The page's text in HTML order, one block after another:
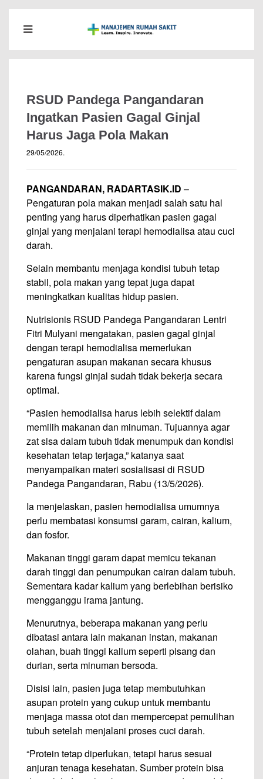
RSUD Pandega Pangandaran
Ingatkan Pasien Gagal Ginjal
Harus Jaga Pola Makan
29/05/2026.
PANGANDARAN, RADARTASIK.ID –
Pengaturan pola makan menjadi salah satu hal
penting yang harus diperhatikan pasien gagal
ginjal yang menjalani terapi hemodialisa atau cuci
darah.
Selain membantu menjaga kondisi tubuh tetap
stabil, pola makan yang tepat juga dapat
meningkatkan kualitas hidup pasien.
Nutrisionis RSUD Pandega Pangandaran Lentri
Fitri Mulyani mengatakan, pasien gagal ginjal
dengan terapi hemodialisa memerlukan
pengaturan asupan makanan secara khusus
karena fungsi ginjal sudah tidak bekerja secara
optimal.
“Pasien hemodialisa harus lebih selektif dalam
memilih makanan dan minuman. Tujuannya agar
zat sisa dalam tubuh tidak menumpuk dan kondisi
kesehatan tetap terjaga,” katanya saat
menyampaikan materi sosialisasi di RSUD
Pandega Pangandaran, Rabu (13/5/2026).
Ia menjelaskan, pasien hemodialisa umumnya
perlu membatasi konsumsi garam, cairan, kalium,
dan fosfor.
Makanan tinggi garam dapat memicu tekanan
darah tinggi dan penumpukan cairan dalam tubuh.
Sementara kadar kalium yang berlebihan berisiko
mengganggu irama jantung.
Menurutnya, beberapa makanan yang perlu
dibatasi antara lain makanan instan, makanan
olahan, buah tinggi kalium seperti pisang dan
durian, serta minuman bersoda.
Disisi lain, pasien juga tetap membutuhkan
asupan protein yang cukup untuk membantu
menjaga massa otot dan mempercepat pemulihan
tubuh setelah menjalani proses cuci darah.
“Protein tetap diperlukan, tetapi harus sesuai
anjuran tenaga kesehatan. Sumber protein bisa